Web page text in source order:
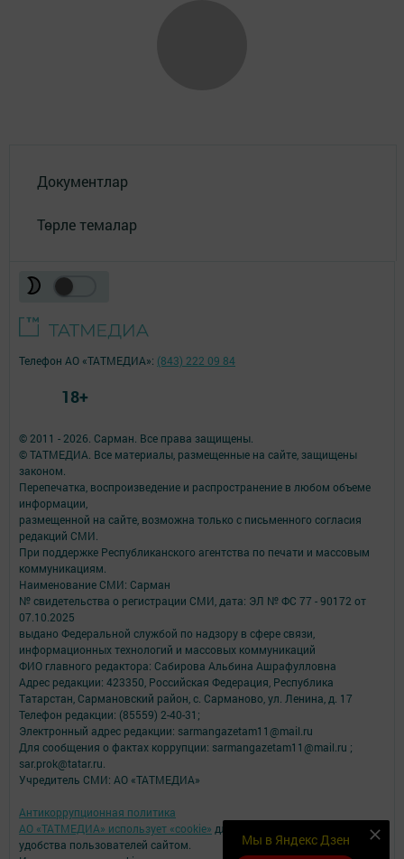
Документлар
Төрле темалар
Мы в Яндекс Дзен
© 2011 - 2026. Сарман. Все права защищены.
© ТАТМЕДИА. Все материалы, размещенные на сайте, защищены
законом.
Перепечатка, воспроизведение и распространение в любом объеме
информации,
размещенной на сайте, возможна только с письменного согласия
редакций СМИ.
При поддержке Республиканского агентства по печати и массовым
коммуникациям.
Наименование СМИ: Сарман
№ свидетельства о регистрации СМИ, дата: ЭЛ № ФС 77 - 90172 от
07.10.2025
выдано Федеральной службой по надзору в сфере связи,
информационных технологий и массовых коммуникаций
ФИО главного редактора: Сабирова Альбина Ашрафулловна
Адрес редакции: 423350, Российская Федерация, Республика
Татарстан, Сармановский район, с. Сарманово, ул. Ленина, д. 17
Телефон редакции: (85559) 2-40-31;
Электронный адрес редакции: sarmangazetam11@mail.ru
Для сообщения о фактах коррупции: sarmangazetam11@mail.ru ;
sar.prok@tatar.ru.
Учредитель СМИ: АО «ТАТМЕДИА»
Антикоррупционная политика
АО «ТАТМЕДИА» использует «cookie» для персонализации сервисов и
удобства пользователей сайтом.
Телефон АО «ТАТМЕДИА»: (843) 222 09 84
18+